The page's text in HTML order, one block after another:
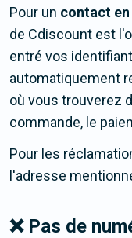
Pour un contact
de Cdiscount est
entré vos
automatiquement
où vous trouverez
commande, le
Pour les
l'adresse
❌ Pas de